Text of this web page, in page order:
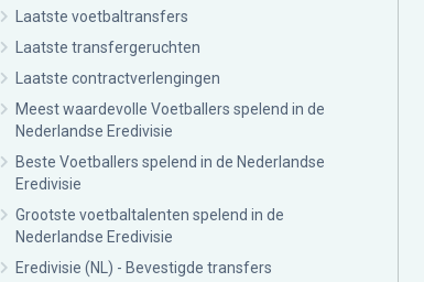
Laatste voetbaltransfers
Laatste transfergeruchten
Laatste contractverlengingen
Meest waardevolle Voetballers spelend in de
Nederlandse Eredivisie
Beste Voetballers spelend in de Nederlandse
Eredivisie
Grootste voetbaltalenten spelend in de
Nederlandse Eredivisie
Eredivisie (NL) - Bevestigde transfers